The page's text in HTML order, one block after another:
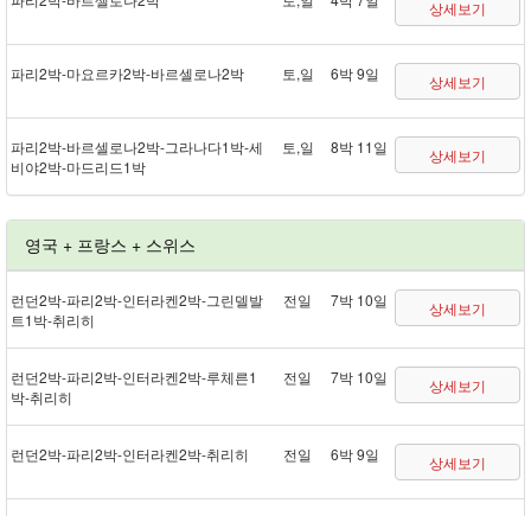
상세보기
파리 2박 - 마요르카 2박 - 바르셀로나 2박 토,일 6박 9일 상세보기
파리 2박 - 바르셀로나 2박 - 그라나다 1박 - 세
비야 2박 - 마드리드 1박
토,일 8박 11일 상세보기
영국 + 프랑스 + 스위스
런던 2박 - 파리 2박 - 인터라켄 2박 - 그린델발
트 1박 - 취리히
전일 7박 10일 상세보기
런던 2박 - 파리 2박 - 인터라켄 2박 - 루체른 1
박 - 취리히
전일 7박 10일 상세보기
런던 2박 - 파리 2박 - 인터라켄 2박 - 취리히 전일 6박 9일 상세보기